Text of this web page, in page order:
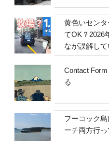
黄色いセン
てOK？2026
なが誤解し
Contact
る
フーコック
ーチ両方行っ